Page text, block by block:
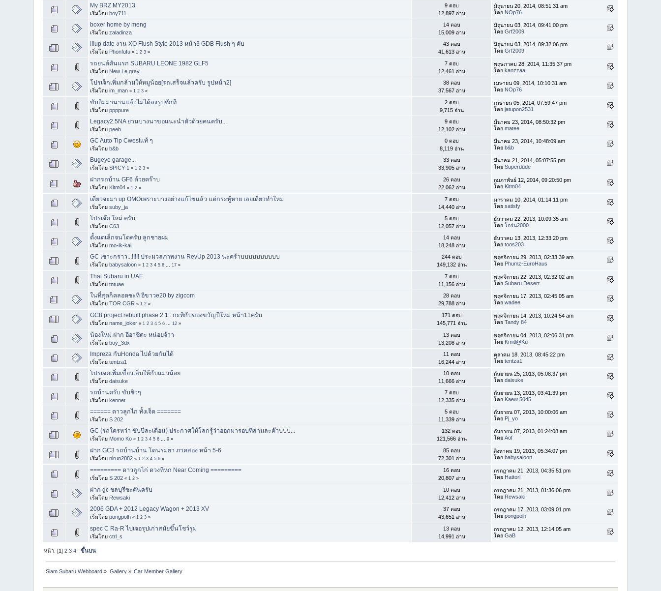
My BRZ MY2013
เริ่มโดยboy711
9 ตอบ
12,897 อ่าน
มิถุนายน 20, 2014, 08:51:31 am
โดย NOp76
boxer home by meng
เริ่มโดยzaladinza
14 ตอบ
15,009 อ่าน
มิถุนายน 03, 2014, 09:41:00 pm
โดยGrf2009
!!!up date งาน XO Flush Style 2013 หน้า3 GDB Flush ๆ คับ
เริ่มโดย Phonfufu « 1 2 3 »
43 ตอบ
41,613 อ่าน
มิถุนายน 03, 2014, 09:32:06 pm
โดยGrf2009
รถยนต์คันแรก SUBARU LEONE 1982 GLF5
เริ่มโดย New Le gray
7 ตอบ
12,461 อ่าน
พฤษภาคม 28, 2014, 11:35:37 pm
โดยkanzzaa
โปรเจ็กเพิ่มกล้ามให้หมูน้อย[รถเสร็จแล้วครับ รูปหน้า2]
เริ่มโดยim_man « 1 2 3 »
38 ตอบ
37,567 อ่าน
เมษายน 09, 2014, 10:10:31 am
โดย NOp76
ขับอิมมานานแล้วไม่ได้ลงรูปซักที
เริ่มโดยppppure
2 ตอบ
9,715 อ่าน
เมษายน 05, 2014, 07:59:47 pm
โดยjatupon2531
Legacy2.5NA ย่านบางนาขอแนะนำตัวด้วยคนครับ...
เริ่มโดยpeeb
9 ตอบ
12,102 อ่าน
มีนาคม 23, 2014, 08:50:32 pm
โดยmatee
GC Auto Tip Cwestแท้ ๆ
เริ่มโดยb&b
0 ตอบ
8,119 อ่าน
มีนาคม 23, 2014, 10:48:09 am
โดยb&b
Bugeye garage...
เริ่มโดยSPICY-1 « 1 2 3 »
33 ตอบ
33,905 อ่าน
มีนาคม 21, 2014, 05:07:55 pm
โดยSuperdude
ฝากรถบ้าน GF6 ด้วยคร๊าบ
เริ่มโดย Kitm04 « 1 2 »
26 ตอบ
22,062 อ่าน
กุมภาพันธ์ 12, 2014, 09:20:50 pm
โดย Kitm04
เดี่ยวจะมา up OMOเพราะบางอย่างแก้ไขแล้ว แต่กระทู้หาย เลยเดี่ยวทำใหม่
เริ่มโดยsuby_ja
7 ตอบ
14,440 อ่าน
มกราคม 10, 2014, 01:14:11 pm
โดยsatisfy
โปรเจ๊ค ใหม่ ครับ
เริ่มโดยC63
5 ตอบ
12,057 อ่าน
ธันวาคม 22, 2013, 10:09:35 am
โดยโกร่น2000
ตั้งแต่เล็กจนโตครับ ลูกชายผม
เริ่มโดยmo-ik-kai
14 ตอบ
18,248 อ่าน
ธันวาคม 13, 2013, 12:33:20 pm
โดยtoos203
GC เซาะกราว...!!!!! ประมวลภาพงาน RevUp 2013 นะคร้าบบบบบบบบบบ
เริ่มโดยbabysaloon « 1 2 3 4 5 6 17 »
244 ตอบ
149,132 อ่าน
พฤศจิกายน 29, 2013, 02:33:39 am
โดย Phumz-EuroHaus
Thai Subaru in UAE
เริ่มโดยtntuae
7 ตอบ
11,156 อ่าน
พฤศจิกายน 22, 2013, 02:32:02 am
โดยSubaru Desert
ในที่สุดก็คลอดซะที อีขาวe20 by zigcom
เริ่มโดยTOR CGR « 1 2 »
28 ตอบ
29,788 อ่าน
พฤศจิกายน 17, 2013, 02:45:05 am
โดยwadee
GC8 project rebuilt phase 2.1 : กะทิกับของขวัญปีใหม่ หน้า11ครับ
เริ่มโดยname_joker « 1 2 3 4 5 6 12 »
171 ตอบ
145,771 อ่าน
พฤศจิกายน 14, 2013, 10:24:54 am
โดยTandy 84
น้องใหม่ ฝาก อีอาชิตะ หน่อยจ้าา
เริ่มโดยboy_3dx
13 ตอบ
13,208 อ่าน
พฤศจิกายน 04, 2013, 02:06:31 pm
โดย Kmitl@Ku
Impreza กับHonda ไปด้วยกันได้
เริ่มโดยtentza1
11 ตอบ
16,244 อ่าน
ตุลาคม 18, 2013, 08:45:22 pm
โดยtentza1
โปรเจคเพิ่มเขี้ยวเล็บให้กับแมวน้อย
เริ่มโดยdaisuke
10 ตอบ
11,666 อ่าน
กันยายน 25, 2013, 05:08:37 pm
โดยdaisuke
รถบ้านครับ ขับชิวๆ
เริ่มโดยkennet
7 ตอบ
12,335 อ่าน
กันยายน 13, 2013, 03:41:39 pm
โดย Kaew 5045
====== ดาวลูกไก่ ทั้งเจ็ด =======
เริ่มโดยS 202
5 ตอบ
11,339 อ่าน
กันยายน 07, 2013, 10:00:06 am
โดย Pj_yo
GC (รถใครหว่า ขับปีละเดือน) ประกาศให้โลกรู้ว่าออกมารอบที่สามละค๊าบบบ...
เริ่มโดย Momo Ko « 1 2 3 4 5 6 ...9 »
132 ตอบ
121,566 อ่าน
กันยายน 07, 2013, 01:24:08 am
โดยAof
ฝาก GC3 รถบ้านบ้าน โดนรมยา ภาคสอง หน้า 5-6
เริ่มโดยnirun2882 « 1 2 3 4 5 6 »
85 ตอบ
72,301 อ่าน
สิงหาคม 19, 2013, 05:34:07 pm
โดยbabysaloon
========= ดาวลูกไก่ ดวงที่หก Near Coming =========
เริ่มโดยS 202 « 1 2 »
16 ตอบ
20,807 อ่าน
กรกฎาคม 21, 2013, 04:35:51 pm
โดย Hattori
ฝาก gc ชลบุรีซะคันครับ
เริ่มโดย Rewsaki
10 ตอบ
12,412 อ่าน
กรกฎาคม 21, 2013, 01:36:06 pm
โดย Rewsaki
2006 GDA + 2012 Legacy Wagon + 2013 XV
เริ่มโดยpongpolh « 1 2 3 »
37 ตอบ
43,651 อ่าน
กรกฎาคม 17, 2013, 03:09:01 pm
โดยpongpolh
spec C Ra-R ไปเจอรุปเก่าสมัยขึ้นโชว์รูม
เริ่มโดยctrl_s
13 ตอบ
14,991 อ่าน
กรกฎาคม 12, 2013, 12:14:05 am
โดยGaB
หน้า: [1]2 3 4 ขึ้นบน
Siam Subaru Webboard » Gallery» Car Member Gallery